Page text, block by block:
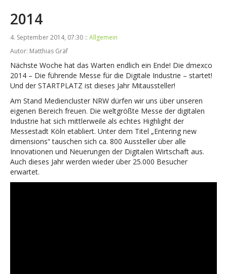
2014
4. September 2014, 07:30 :: Allgemein
Autor: Matthias Gräf
Nächste Woche hat das Warten endlich ein Ende! Die dmexco
2014 – Die führende Messe für die Digitale Industrie – startet!
Und der STARTPLATZ ist dieses Jahr Mitaussteller!
Am Stand Mediencluster NRW dürfen wir uns über unseren
eigenen Bereich freuen. Die weltgrößte Messe der digitalen
Industrie hat sich mittlerweile als echtes Highlight der
Messestadt Köln etabliert. Unter dem Titel „Entering new
dimensions“ tauschen sich ca. 800 Aussteller über alle
Innovationen und Neuerungen der Digitalen Wirtschaft aus.
Auch dieses Jahr werden wieder über 25.000 Besucher
erwartet.